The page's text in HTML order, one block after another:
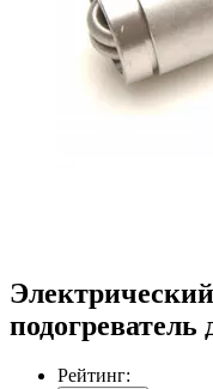
подогреватель
Рейтинг: